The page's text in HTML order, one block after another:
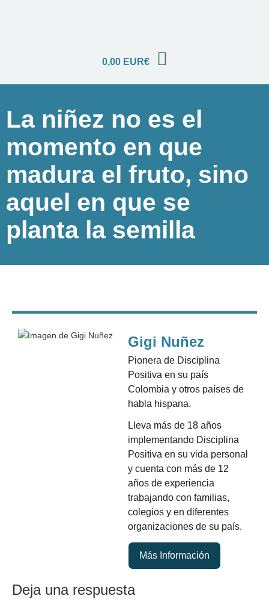
0,00 EUR€
La niñez no es el
momento en que
madura el fruto, sino
aquel en que se
planta la semilla
Gigi Nuñez
Pionera de Disciplina
Positiva en su país
Colombia y otros países de
habla hispana.
Lleva más de 18 años
implementando Disciplina
Positiva en su vida personal
y cuenta con más de 12
años de experiencia
trabajando con familias,
colegios y en diferentes
organizaciones de su país.
Más Información
Deja una respuesta